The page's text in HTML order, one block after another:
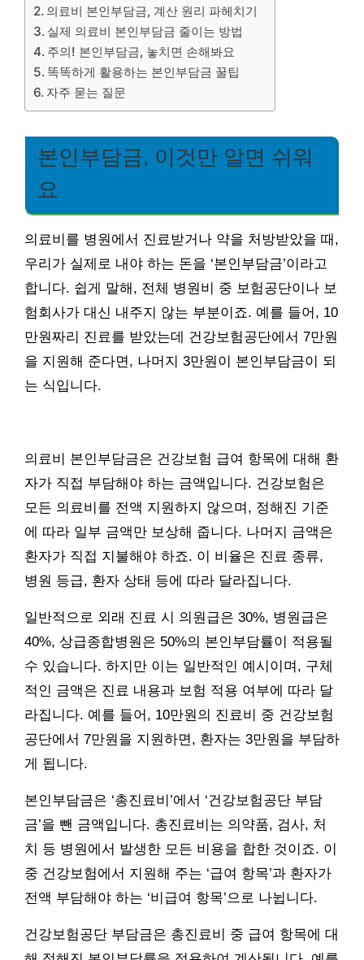
의료비 본인부담금, 계산 원리 파헤치기
실제 의료비 본인부담금 줄이는 방법
주의! 본인부담금, 놓치면 손해봐요
똑똑하게 활용하는 본인부담금 꿀팁
자주 묻는 질문
본인부담금, 이것만 알면 쉬워
요
의료비를 병원에서 진료받거나 약을 처방받았을 때,
우리가 실제로 내야 하는 돈을 ‘본인부담금’이라고
합니다. 쉽게 말해, 전체 병원비 중 보험공단이나 보
험회사가 대신 내주지 않는 부분이죠. 예를 들어, 10
만원짜리 진료를 받았는데 건강보험공단에서 7만원
을 지원해 준다면, 나머지 3만원이 본인부담금이 되
는 식입니다.
의료비 본인부담금은 건강보험 급여 항목에 대해 환
자가 직접 부담해야 하는 금액입니다. 건강보험은
모든 의료비를 전액 지원하지 않으며, 정해진 기준
에 따라 일부 금액만 보상해 줍니다. 나머지 금액은
환자가 직접 지불해야 하죠. 이 비율은 진료 종류,
병원 등급, 환자 상태 등에 따라 달라집니다.
일반적으로 외래 진료 시 의원급은 30%, 병원급은
40%, 상급종합병원은 50%의 본인부담률이 적용될
수 있습니다. 하지만 이는 일반적인 예시이며, 구체
적인 금액은 진료 내용과 보험 적용 여부에 따라 달
라집니다. 예를 들어, 10만원의 진료비 중 건강보험
공단에서 7만원을 지원하면, 환자는 3만원을 부담하
게 됩니다.
본인부담금은 ‘총진료비’에서 ‘건강보험공단 부담
금’을 뺀 금액입니다. 총진료비는 의약품, 검사, 처
치 등 병원에서 발생한 모든 비용을 합한 것이죠. 이
중 건강보험에서 지원해 주는 ‘급여 항목’과 환자가
전액 부담해야 하는 ‘비급여 항목’으로 나뉩니다.
건강보험공단 부담금은 총진료비 중 급여 항목에 대